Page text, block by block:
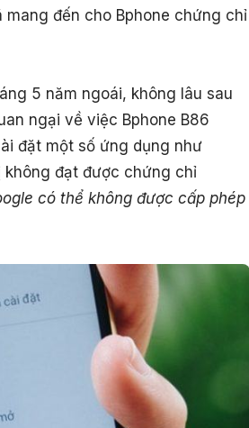
đến cho Bphone chứng chỉ
5 năm ngoái, không lâu sau
ngại về việc Bphone B86
đặt một số ứng dụng như
không đạt được chứng chỉ
có thể không được cấp phép